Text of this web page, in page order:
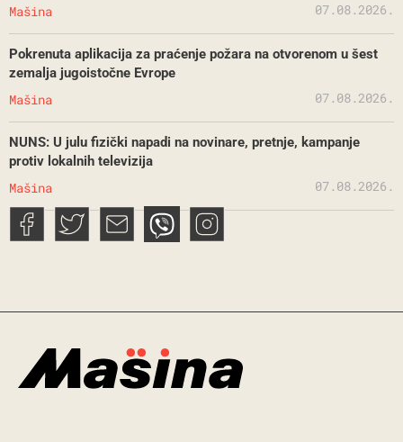
Mašina 07.08.2026.
Pokrenuta aplikacija za praćenje požara na otvorenom u šest
zemalja jugoistočne Evrope
Mašina 07.08.2026.
NUNS: U julu fizički napadi na novinare, pretnje, kampanje
protiv lokalnih televizija
Mašina 07.08.2026.